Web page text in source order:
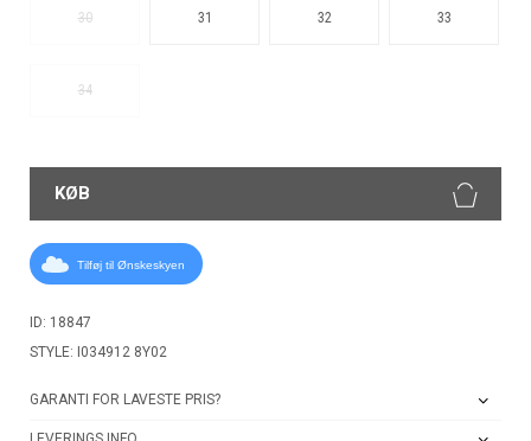
30 31 32 33
34
KØB
Tilføj til Ønskeskyen
ID: 18847
STYLE: I034912 8Y02
GARANTI FOR LAVESTE PRIS?